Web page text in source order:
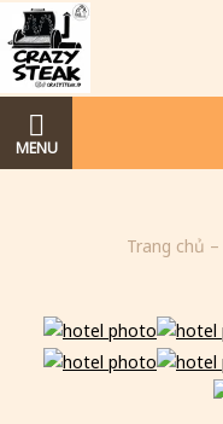
MENU
Trang chủ –